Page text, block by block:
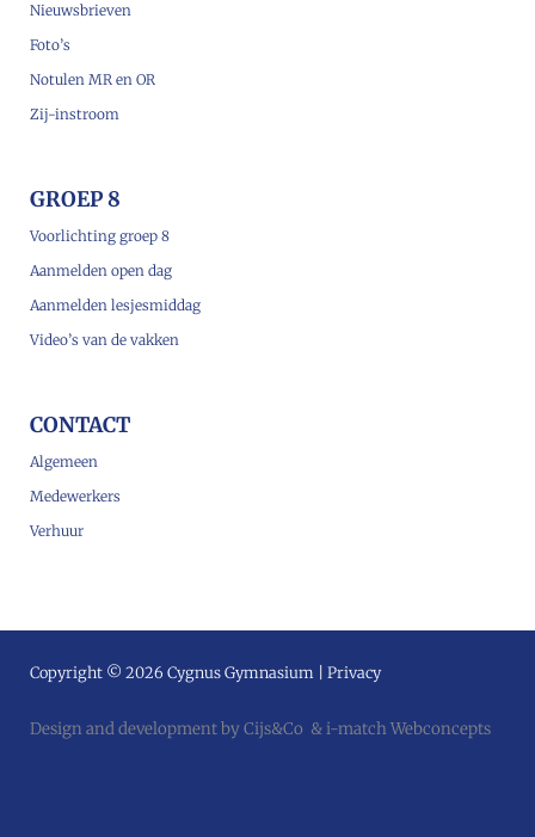
Nieuwsbrieven
Foto’s
Notulen MR en OR
Zij-instroom
GROEP 8
Voorlichting groep 8
Aanmelden open dag
Aanmelden lesjesmiddag
Video’s van de vakken
CONTACT
Algemeen
Medewerkers
Verhuur
Copyright © 2026 Cygnus Gymnasium | Privacy
Design and development by Cijs&Co &i-match Webconcepts